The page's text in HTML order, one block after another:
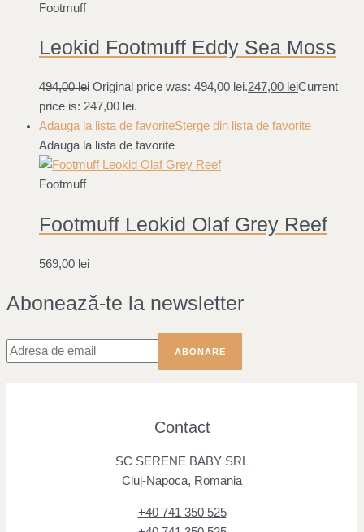
Footmuff
Leokid Footmuff Eddy Sea Moss
494,00lei Original price was: 494,00 lei.247,00 leiCurrent
price is: 247,00 lei.
Adauga la lista de favoriteSterge din lista de favorite
Adauga la lista de favorite
Footmuff
Footmuff Leokid Olaf Grey Reef
569,00 lei
Abonează-te la newsletter
Contact
SC SERENE BABY SRL
Cluj-Napoca, Romania
+40 741 350 525